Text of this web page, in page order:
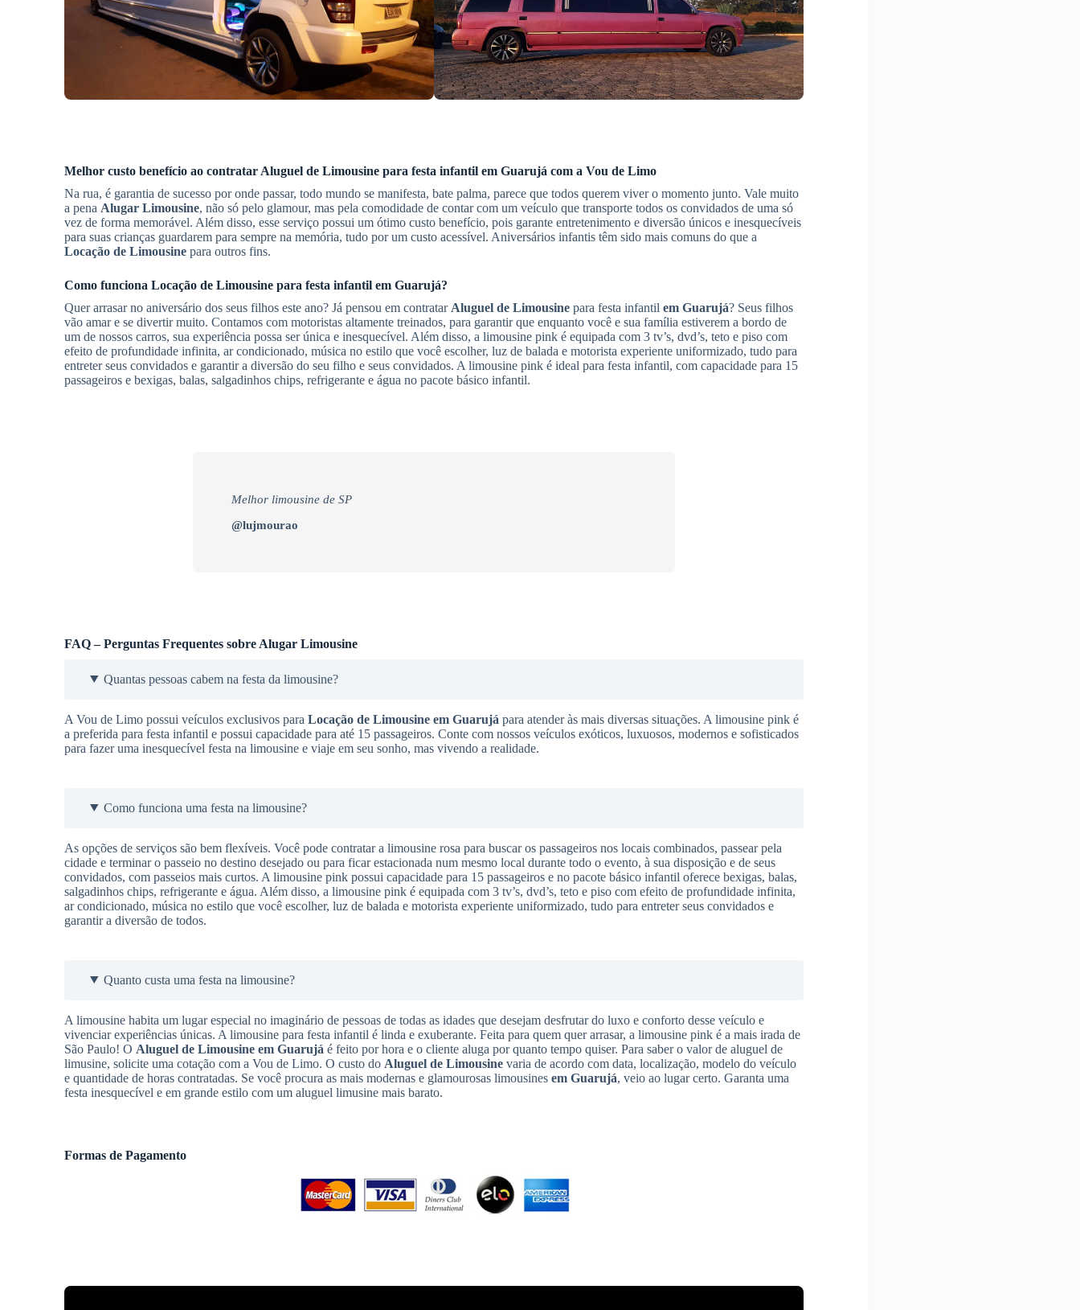
Melhor custo benefício ao contratar Aluguel de Limousine para festa infantil em Guarujá com a Vou de Limo
Na rua, é garantia de sucesso por onde passar, todo mundo se manifesta, bate palma, parece que todos querem viver o momento junto. Vale muito
a pena Alugar Limousine, não só pelo glamour, mas pela comodidade de contar com um veículo que transporte todos os convidados de uma só
vez de forma memorável. Além disso, esse serviço possui um ótimo custo benefício, pois garante entretenimento e diversão únicos e inesquecíveis
para suas crianças guardarem para sempre na memória, tudo por um custo acessível. Aniversários infantis têm sido mais comuns do que a
Locação de Limousine para outros fins.
Como funciona Locação de Limousine para festa infantil em Guarujá?
Quer arrasar no aniversário dos seus filhos este ano? Já pensou em contratar Aluguel de Limousine para festa infantil em Guarujá? Seus filhos
vão amar e se divertir muito. Contamos com motoristas altamente treinados, para garantir que enquanto você e sua família estiverem a bordo de
um de nossos carros, sua experiência possa ser única e inesquecível. Além disso, a limousine pink é equipada com 3 tv’s, dvd’s, teto e piso com
efeito de profundidade infinita, ar condicionado, música no estilo que você escolher, luz de balada e motorista experiente uniformizado, tudo para
entreter seus convidados e garantir a diversão do seu filho e seus convidados. A limousine pink é ideal para festa infantil, com capacidade para 15
passageiros e bexigas, balas, salgadinhos chips, refrigerante e água no pacote básico infantil.
Melhor limousine de SP
@lujmourao
FAQ – Perguntas Frequentes sobre Alugar Limousine
Quantas pessoas cabem na festa da limousine?
A Vou de Limo possui veículos exclusivos para Locação de Limousine em Guarujá para atender às mais diversas situações. A limousine pink é
a preferida para festa infantil e possui capacidade para até 15 passageiros. Conte com nossos veículos exóticos, luxuosos, modernos e sofisticados
para fazer uma inesquecível festa na limousine e viaje em seu sonho, mas vivendo a realidade.
Como funciona uma festa na limousine?
As opções de serviços são bem flexíveis. Você pode contratar a limousine rosa para buscar os passageiros nos locais combinados, passear pela
cidade e terminar o passeio no destino desejado ou para ficar estacionada num mesmo local durante todo o evento, à sua disposição e de seus
convidados, com passeios mais curtos. A limousine pink possui capacidade para 15 passageiros e no pacote básico infantil oferece bexigas, balas,
salgadinhos chips, refrigerante e água. Além disso, a limousine pink é equipada com 3 tv’s, dvd’s, teto e piso com efeito de profundidade infinita,
ar condicionado, música no estilo que você escolher, luz de balada e motorista experiente uniformizado, tudo para entreter seus convidados e
garantir a diversão de todos.
Quanto custa uma festa na limousine?
A limousine habita um lugar especial no imaginário de pessoas de todas as idades que desejam desfrutar do luxo e conforto desse veículo e
vivenciar experiências únicas. A limousine para festa infantil é linda e exuberante. Feita para quem quer arrasar, a limousine pink é a mais irada de
São Paulo! O Aluguel de Limousine em Guarujá é feito por hora e o cliente aluga por quanto tempo quiser. Para saber o valor de aluguel de
limusine, solicite uma cotação com a Vou de Limo. O custo do Aluguel de Limousine varia de acordo com data, localização, modelo do veículo
e quantidade de horas contratadas. Se você procura as mais modernas e glamourosas limousines em Guarujá, veio ao lugar certo. Garanta uma
festa inesquecível e em grande estilo com um aluguel limusine mais barato.
Formas de Pagamento